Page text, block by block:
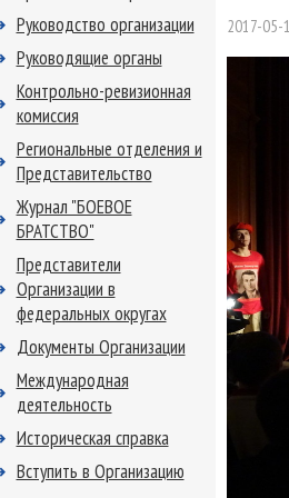
2017-05-
Руководство организации
Руководящие органы
Контрольно-ревизионная
комиссия
Региональные отделения и
Представительство
Журнал "БОЕВОЕ
БРАТСТВО"
Представители
Организации в
федеральных округах
Документы Организации
Международная
деятельность
Историческая справка
Вступить в Организацию